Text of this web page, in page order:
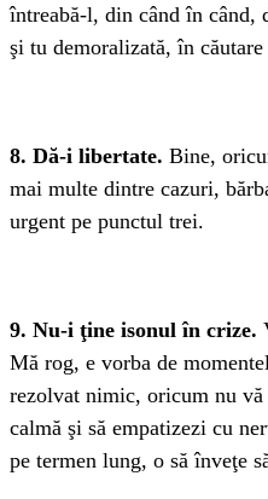
întreabă-l, din când în când,
şi tu demoralizată, în
8. Dă-i libertate. Bine,
mai multe dintre cazuri,
urgent pe punctul trei.
9. Nu-i ţine isonul în crize.
Mă rog, e vorba de
rezolvat nimic, oricum nu
calmă şi să empatizezi cu
pe termen lung, o să înveţe